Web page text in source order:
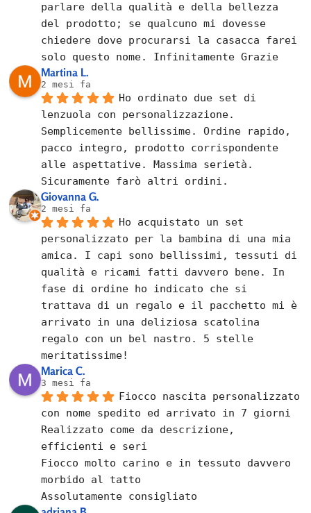
parlare della qualità e della bellezza
del prodotto; se qualcuno mi dovesse
chiedere dove procurarsi la casacca farei
solo questo nome. Infinitamente Grazie
Martina L.
2 mesi fa
Ho ordinato due set di
lenzuola con personalizzazione.
Semplicemente bellissime. Ordine rapido,
pacco integro, prodotto corrispondente
alle aspettative. Massima serietà.
Sicuramente farò altri ordini.
Giovanna G.
2 mesi fa
Ho acquistato un set
personalizzato per la bambina di una mia
amica. I capi sono bellissimi, tessuti di
qualità e ricami fatti davvero bene. In
fase di ordine ho indicato che si
trattava di un regalo e il pacchetto mi è
arrivato in una deliziosa scatolina
regalo con un bel nastro. 5 stelle
meritatissime!
Marica C.
3 mesi fa
Fiocco nascita personalizzato
con nome spedito ed arrivato in 7 giorni
Realizzato come da descrizione,
efficienti e seri
Fiocco molto carino e in tessuto davvero
morbido al tatto
Assolutamente consigliato